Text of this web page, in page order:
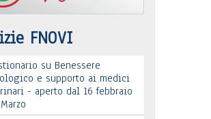
FNOVI
su Benessere
e supporto ai medici
- aperto dal 16 febbraio